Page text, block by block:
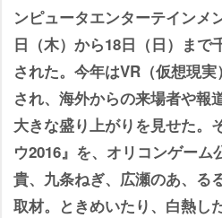
ンピュータエンターテインメ
日（木）から18日（日）まで
された。今年はVR（仮想現
され、海外からの来場者や報
大きな盛り上がりを見せた。
ウ2016』を、オリコンゲーム
貴、九条ねぎ、広瀬のあ、る
取材。ときめいたり、白熱